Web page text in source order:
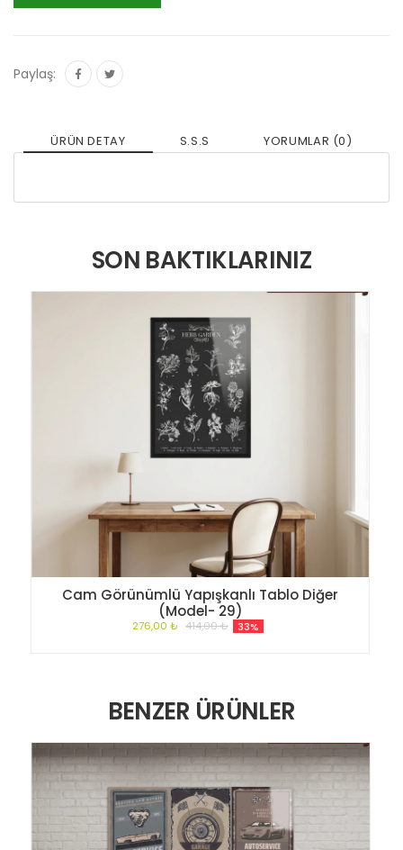
Paylaş:
ÜRÜN DETAY S.S.S YORUMLAR (0)
SON BAKTIKLARINIZ
Cam Görünümlü Yapışkanlı Tablo Diğer
(Model- 29)
276,00 ₺ 414,00 ₺ 33%
BENZER ÜRÜNLER